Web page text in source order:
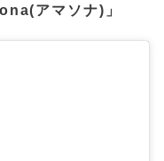
アマソナ)」